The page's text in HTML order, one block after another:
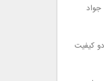
جواد
کیفیت